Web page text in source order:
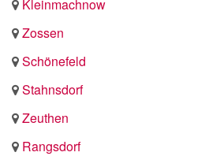
Kleinmachnow
Zossen
Schönefeld
Stahnsdorf
Zeuthen
Rangsdorf